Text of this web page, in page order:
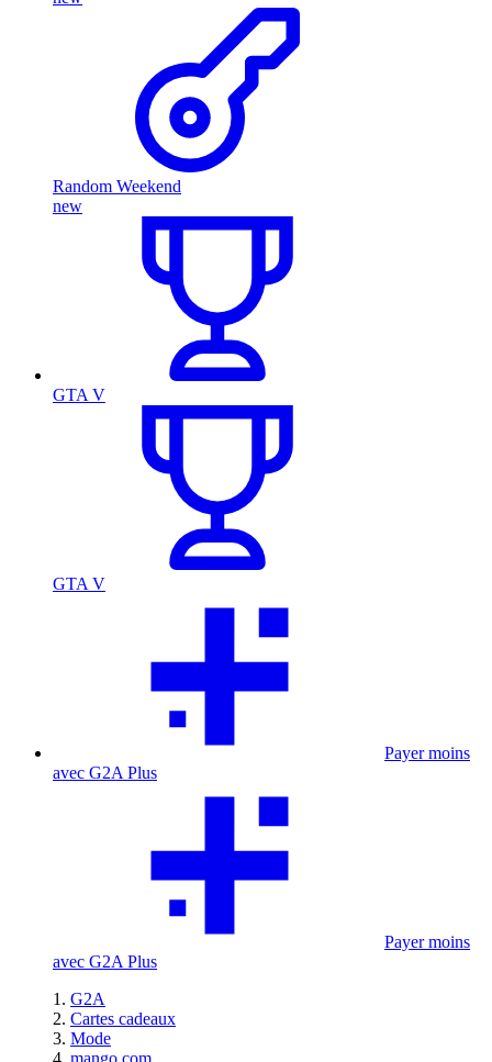
Random Weekend
new
GTA V
GTA V
Payer moins
avec G2A Plus
Payer moins
avec G2A Plus
G2A
Cartes cadeaux
Mode
mango.com